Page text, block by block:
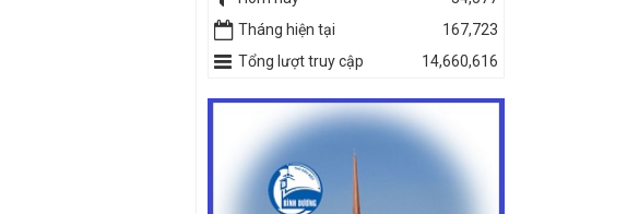
Tháng hiện tại
167,723
Tổng lượt truy cập
14,660,616